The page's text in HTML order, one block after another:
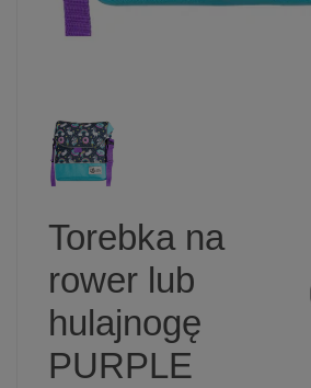
Torebka na
rower lub
hulajnogę
PURPLE